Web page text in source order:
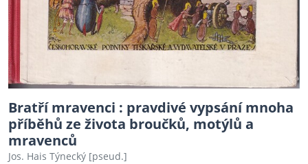
Bratří mravenci : pravdivé vypsání mnoha
příběhů ze života broučků, motýlů a
mravenců
Jos. Hais Týnecký [pseud.]